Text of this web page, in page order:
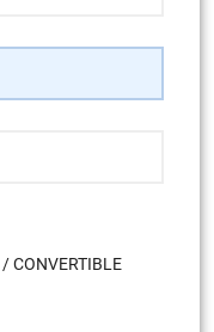
/ CONVERTIBLE